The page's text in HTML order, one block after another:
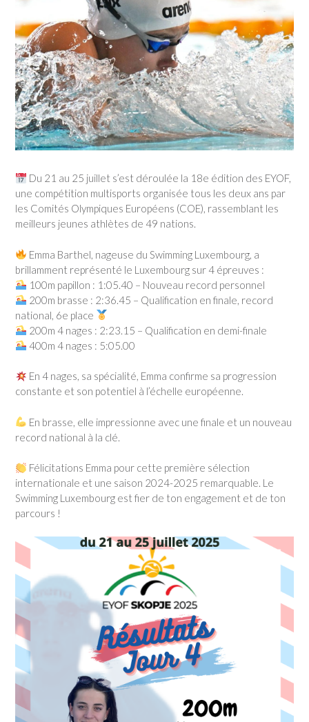
Du 21 au 25 juillet s’est déroulée la 18e édition des EYOF,
une compétition multisports organisée tous les deux ans par
les Comités Olympiques Européens (COE), rassemblant les
meilleurs jeunes athlètes de 49 nations.
Emma Barthel, nageuse du Swimming Luxembourg, a
brillamment représenté le Luxembourg sur 4 épreuves :
100m papillon : 1:05.40 – Nouveau record personnel
200m brasse : 2:36.45 – Qualification en finale, record
national, 6e place
200m 4 nages : 2:23.15 – Qualification en demi-finale
400m 4 nages : 5:05.00
En 4 nages, sa spécialité, Emma confirme sa progression
constante et son potentiel à l’échelle européenne.
En brasse, elle impressionne avec une finale et un nouveau
record national à la clé.
Félicitations Emma pour cette première sélection
internationale et une saison 2024-2025 remarquable. Le
Swimming Luxembourg est fier de ton engagement et de ton
parcours !